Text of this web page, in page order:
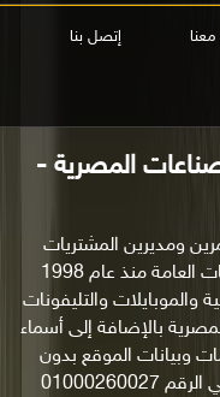
معنا
إتصل بنا
المصرية -
ومديرين المشتريات
والتسويق والمبيعات والتصدير والعلاقات العامة منذ عام 1998
والموبايلات والتليفونات
بالإضافة إلى أسماء
وبيانات الموقع بدون